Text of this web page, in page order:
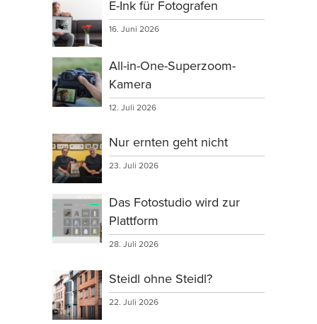
E-Ink für Fotografen
16. Juni 2026
All-in-One-Superzoom-
Kamera
12. Juli 2026
Nur ernten geht nicht
23. Juli 2026
Das Fotostudio wird zur
Plattform
28. Juli 2026
Steidl ohne Steidl?
22. Juli 2026